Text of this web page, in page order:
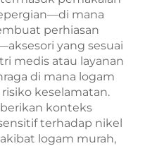
mana
perhiasan
yang sesuai
medis atau layanan
di mana logam
keselamatan.
konteks
terhadap nikel
logam murah,